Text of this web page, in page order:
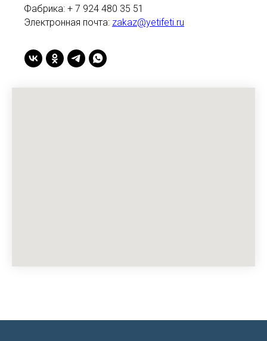
Фабрика: + 7 924 480 35 51
Электронная почта: zakaz@yetifeti.ru